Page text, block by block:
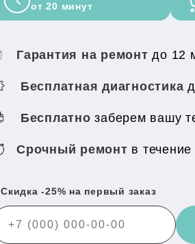
от 20 минут
Гарантия на ремонтдо 12
Бесплатная диагностика
Бесплатно заберем вашу
Срочный ремонт в течение
Скидка -25% на первый заказ